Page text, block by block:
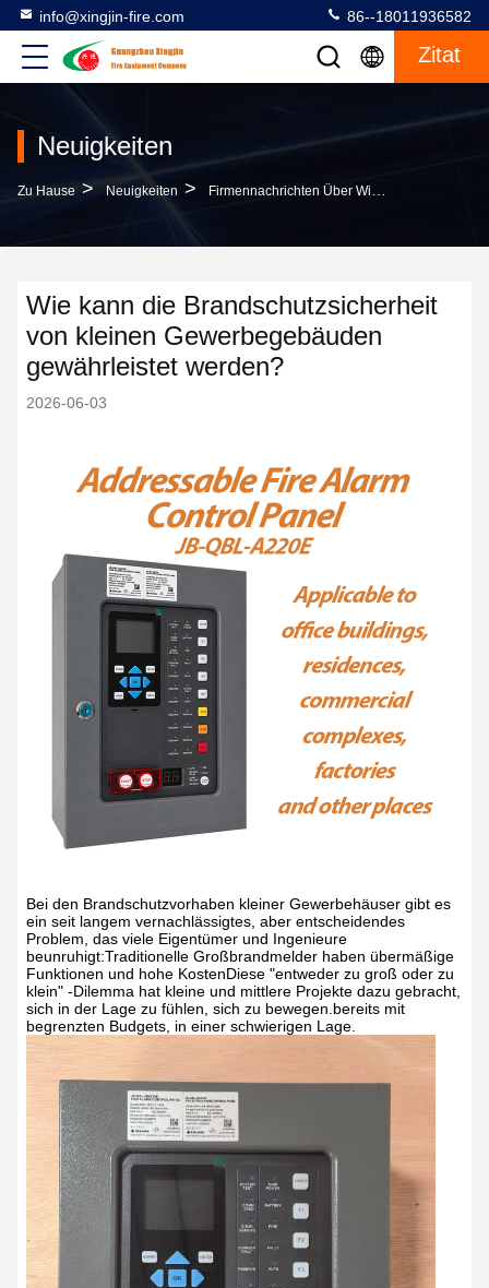
info@xingjin-fire.com 86--18011936582
Zitat
Neuigkeiten
Zu Hause > Neuigkeiten > Firmennachrichten Über Wie Kann Die Brandschutzsicherheit Von Kleinen Gewerbegebäuden Gewährleistet Werden?
Wie kann die Brandschutzsicherheit
von kleinen Gewerbegebäuden
gewährleistet werden?
2026-06-03
Bei den Brandschutzvorhaben kleiner Gewerbehäuser gibt es
ein seit langem vernachlässigtes, aber entscheidendes
Problem, das viele Eigentümer und Ingenieure
beunruhigt:Traditionelle Großbrandmelder haben übermäßige
Funktionen und hohe KostenDiese "entweder zu groß oder zu
klein" -Dilemma hat kleine und mittlere Projekte dazu gebracht,
sich in der Lage zu fühlen, sich zu bewegen.bereits mit
begrenzten Budgets, in einer schwierigen Lage.